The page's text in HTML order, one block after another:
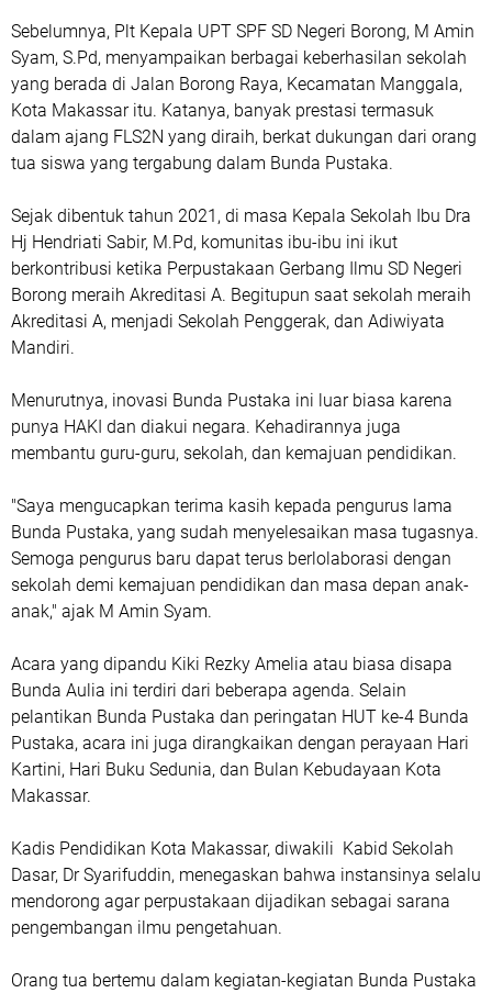
Sebelumnya, Plt Kepala UPT SPF SD Negeri Borong, M Amin
Syam, S.Pd, menyampaikan berbagai keberhasilan sekolah
yang berada di Jalan Borong Raya, Kecamatan Manggala,
Kota Makassar itu. Katanya, banyak prestasi termasuk
dalam ajang FLS2N yang diraih, berkat dukungan dari orang
tua siswa yang tergabung dalam Bunda Pustaka.
Sejak dibentuk tahun 2021, di masa Kepala Sekolah Ibu Dra
Hj Hendriati Sabir, M.Pd, komunitas ibu-ibu ini ikut
berkontribusi ketika Perpustakaan Gerbang Ilmu SD Negeri
Borong meraih Akreditasi A. Begitupun saat sekolah meraih
Akreditasi A, menjadi Sekolah Penggerak, dan Adiwiyata
Mandiri.
Menurutnya, inovasi Bunda Pustaka ini luar biasa karena
punya HAKI dan diakui negara. Kehadirannya juga
membantu guru-guru, sekolah, dan kemajuan pendidikan.
"Saya mengucapkan terima kasih kepada pengurus lama
Bunda Pustaka, yang sudah menyelesaikan masa tugasnya.
Semoga pengurus baru dapat terus berlolaborasi dengan
sekolah demi kemajuan pendidikan dan masa depan anak-
anak," ajak M Amin Syam.
Acara yang dipandu Kiki Rezky Amelia atau biasa disapa
Bunda Aulia ini terdiri dari beberapa agenda. Selain
pelantikan Bunda Pustaka dan peringatan HUT ke-4 Bunda
Pustaka, acara ini juga dirangkaikan dengan perayaan Hari
Kartini, Hari Buku Sedunia, dan Bulan Kebudayaan Kota
Makassar.
Kadis Pendidikan Kota Makassar, diwakili Kabid Sekolah
Dasar, Dr Syarifuddin, menegaskan bahwa instansinya selalu
mendorong agar perpustakaan dijadikan sebagai sarana
pengembangan ilmu pengetahuan.
Orang tua bertemu dalam kegiatan-kegiatan Bunda Pustaka